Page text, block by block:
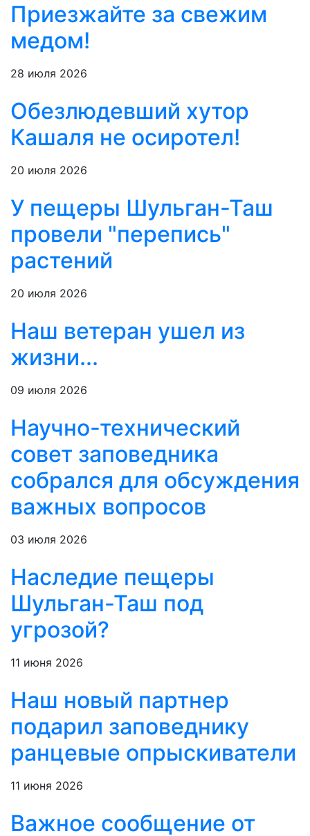
Приезжайте за свежим
медом!
28 июля 2026
Обезлюдевший хутор
Кашаля не осиротел!
20 июля 2026
У пещеры Шульган-Таш
провели "перепись"
растений
20 июля 2026
Наш ветеран ушел из
жизни...
09 июля 2026
Научно-технический
совет заповедника
собрался для обсуждения
важных вопросов
03 июля 2026
Наследие пещеры
Шульган-Таш под
угрозой?
11 июня 2026
Наш новый партнер
подарил заповеднику
ранцевые опрыскиватели
11 июня 2026
Важное сообщение от